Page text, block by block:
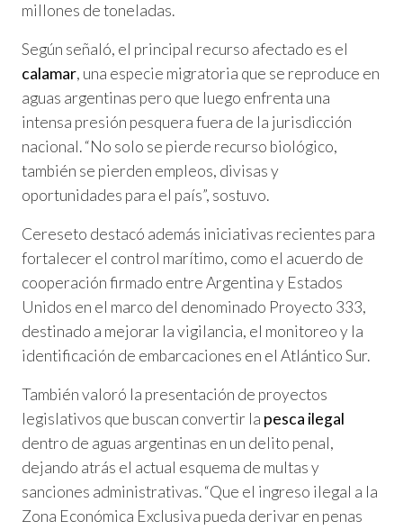
millones de toneladas.
Según señaló, el principal recurso afectado es el
calamar, una especie migratoria que se reproduce en
aguas argentinas pero que luego enfrenta una
intensa presión pesquera fuera de la jurisdicción
nacional. “No solo se pierde recurso biológico,
también se pierden empleos, divisas y
oportunidades para el país”, sostuvo.
Cereseto destacó además iniciativas recientes para
fortalecer el control marítimo, como el acuerdo de
cooperación firmado entre Argentina y Estados
Unidos en el marco del denominado Proyecto 333,
destinado a mejorar la vigilancia, el monitoreo y la
identificación de embarcaciones en el Atlántico Sur.
También valoró la presentación de proyectos
legislativos que buscan convertir la pesca ilegal
dentro de aguas argentinas en un delito penal,
dejando atrás el actual esquema de multas y
sanciones administrativas. “Que el ingreso ilegal a la
Zona Económica Exclusiva pueda derivar en penas